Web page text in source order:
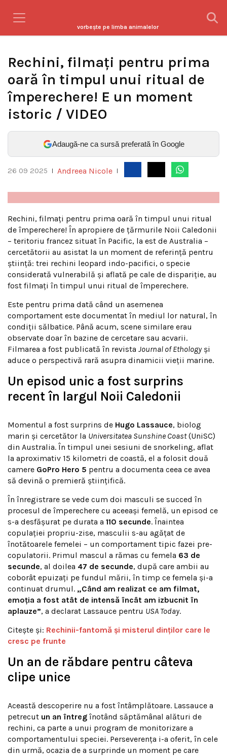
vorbeşte pe limba animalelor
Rechini, filmați pentru prima
oară în timpul unui ritual de
împerechere! E un moment
istoric / VIDEO
Adaugă-ne ca sursă preferată în Google
26 09 2025 Andreea Nicole
Rechini, filmați pentru prima oară în timpul unui ritual
de împerechere! În apropiere de țărmurile Noii Caledonii
– teritoriu francez situat în Pacific, la est de Australia –
cercetătorii au asistat la un moment de referință pentru
știință: trei rechini leopard indo-pacifici, o specie
considerată vulnerabilă și aflată pe cale de dispariție, au
fost filmați în timpul unui ritual de împerechere.
Este pentru prima dată când un asemenea
comportament este documentat în mediul lor natural, în
condiții sălbatice. Până acum, scene similare erau
observate doar în bazine de cercetare sau acvarii.
Filmarea a fost publicată în revista Journal of Ethologyși
aduce o perspectivă rară asupra dinamicii vieții marine.
Un episod unic a fost surprins
recent în largul Noii Caledonii
Momentul a fost surprins de Hugo Lassauce, biolog
marin și cercetător la Universitatea Sunshine Coast(UniSC)
din Australia. În timpul unei sesiuni de snorkeling, aflat
la aproximativ 15 kilometri de coastă, el a folosit două
camere GoPro Hero 5 pentru a documenta ceea ce avea
să devină o premieră științifică.
În înregistrare se vede cum doi masculi se succed în
procesul de împerechere cu aceeași femelă, un episod ce
s-a desfășurat pe durata a 110 secunde. Înaintea
copulației propriu-zise, masculii s-au agățat de
înotătoarele femelei – un comportament tipic fazei pre-
copulatorii. Primul mascul a rămas cu femela 63 de
secunde, al doilea 47 de secunde, după care ambii au
coborât epuizați pe fundul mării, în timp ce femela și-a
continuat drumul. „Când am realizat ce am filmat,
emoția a fost atât de intensă încât am izbucnit în
aplauze”, a declarat Lassauce pentru USA Today.
Citește și: Rechinii-fantomă și misterul dinților care le
cresc pe frunte
Un an de răbdare pentru câteva
clipe unice
Această descoperire nu a fost întâmplătoare. Lassauce a
petrecut un an întreg înotând săptămânal alături de
rechini, ca parte a unui program de monitorizare a
comportamentului speciei. Perseverența i-a oferit, în cele
din urmă, ocazia de a surprinde un moment pe care